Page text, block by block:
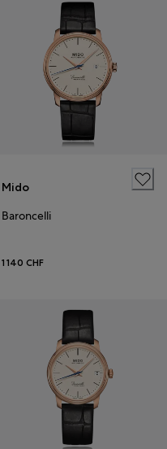
Mido
Baroncelli
1 140 CHF